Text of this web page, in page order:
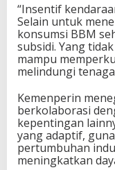
“Insentif
Selain untuk
konsumsi BBM
subsidi. Yang
mampu
melindungi
Kemenperin
berkolaborasi
kepentingan
yang adaptif,
pertumbuhan
meningkatkan